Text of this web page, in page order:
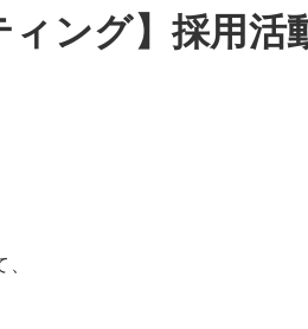
ィング】採用活